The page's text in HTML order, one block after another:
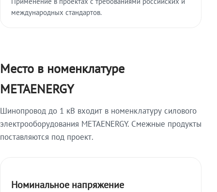
международных стандартов.
Место в номенклатуре
METAENERGY
Шинопровод до 1 кВ входит в номенклатуру силового
электрооборудования METAENERGY. Смежные продукты
поставляются под проект.
Номинальное напряжение